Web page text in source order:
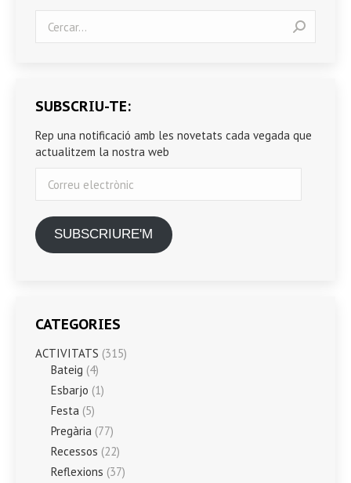
SUBSCRIU-TE:
Rep una notificació amb les novetats cada vegada que
actualitzem la nostra web
electrònic
SUBSCRIURE'M
CATEGORIES
ACTIVITATS (315)
Bateig (4)
Esbarjo (1)
Festa (5)
Pregària (77)
Recessos (22)
Reflexions (37)